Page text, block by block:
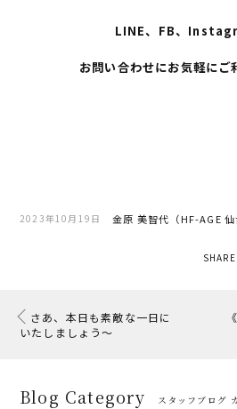
LINE、FB、
お問い合わせにお気軽にご
2023年10月19日 金原 美智代（HF-AGE 仙
SHARE
さあ、本日も素敵な一日に
いたしましょう～
Blog Category スタッフブログ